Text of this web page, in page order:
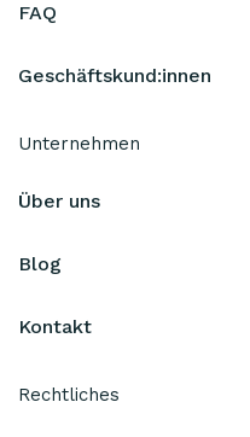
FAQ
Geschäftskund:innen
Unternehmen
Über uns
Blog
Kontakt
Rechtliches